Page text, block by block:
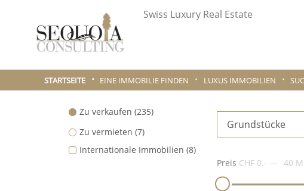
Swiss Luxury Real Estate
STARTSEITE EINE IMMOBILIE FINDEN LUXUS IMMOBILIEN
Zu verkaufen (235)
Zu vermieten (7)
Internationale Immobilien (8)
Grundstücke
Preis CHF 0.- 40